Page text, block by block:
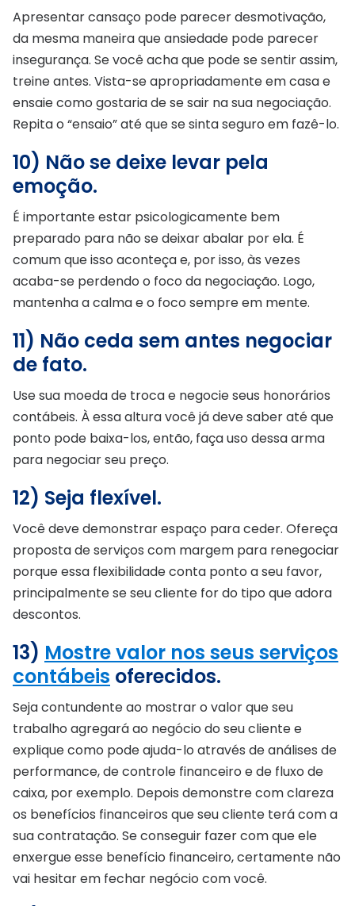
Apresentar cansaço pode parecer desmotivação,
da mesma maneira que ansiedade pode parecer
insegurança. Se você acha que pode se sentir assim,
treine antes. Vista-se apropriadamente em casa e
ensaie como gostaria de se sair na sua negociação.
Repita o “ensaio” até que se sinta seguro em fazê-lo.
10) Não se deixe levar pela
emoção.
É importante estar psicologicamente bem
preparado para não se deixar abalar por ela. É
comum que isso aconteça e, por isso, às vezes
acaba-se perdendo o foco da negociação. Logo,
mantenha a calma e o foco sempre em mente.
11) Não ceda sem antes negociar
de fato.
Use sua moeda de troca e negocie seus honorários
contábeis. À essa altura você já deve saber até que
ponto pode baixa-los, então, faça uso dessa arma
para negociar seu preço.
12) Seja flexível.
Você deve demonstrar espaço para ceder. Ofereça
proposta de serviços com margem para renegociar
porque essa flexibilidade conta ponto a seu favor,
principalmente se seu cliente for do tipo que adora
descontos.
13) Mostre valor nos seus serviços
contábeis oferecidos.
Seja contundente ao mostrar o valor que seu
trabalho agregará ao negócio do seu cliente e
explique como pode ajuda-lo através de análises de
performance, de controle financeiro e de fluxo de
caixa, por exemplo. Depois demonstre com clareza
os benefícios financeiros que seu cliente terá com a
sua contratação. Se conseguir fazer com que ele
enxergue esse benefício financeiro, certamente não
vai hesitar em fechar negócio com você.